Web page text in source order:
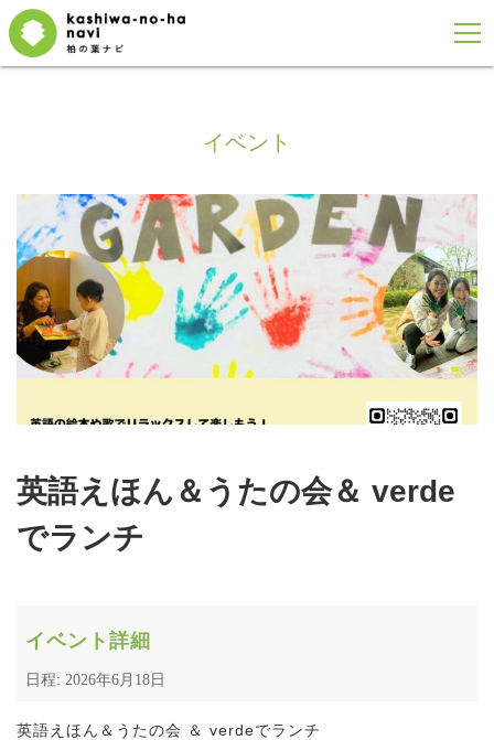
イベント
英語えほん＆うたの会＆ verde
でランチ
イベント詳細
日程: 2026年6月18日
英語えほん＆うたの会 ＆ verdeでランチ